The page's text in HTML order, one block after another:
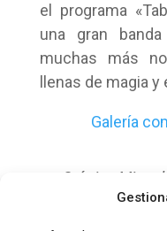
el programa
una gran
muchas más
llenas de magia
Galería
Crónica